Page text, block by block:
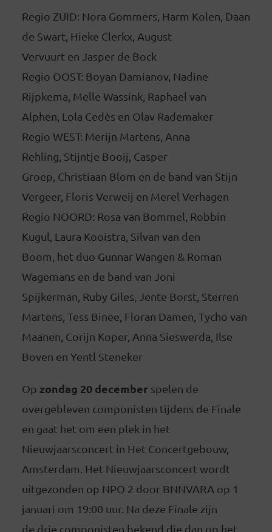
Regio ZUID: Nora Gommers, Harm Kolen, Daan
de Swart, Hieke Clerkx, August
Vervuurt en Jasper de Bock
Regio OOST: Boyan Damianov, Nadine
Rijpkema, Melle Wassink, Raphael van
Alphen, Lola Cedès en Olav Rademaker
Regio WEST: Merijn Martens, Anna
Rehling, Stijntje Booij, Casper
Groep, Christiaan Blom en de band van Stijn
Vergeer, Floris Verweij en Merel Verhagen
Regio NOORD: Rosa van Bommel, Robbin
Kugul, Laura Kooistra, Silvan van den
Boom, het duo Gunnar Wangen & Roman
Wagemans en de band van Joni
Spijkerman, Ruby Giles, Jente Borst, Sterren
Martens, Tess Binee, Floran Damen, Tycho van
Maanen, Corijn Koper, Anna Sieswerda, Ilse
Boven en Yentl Steneker
Op zondag 20 december spelen de
overgebleven componisten tijdens de Finale
en gaat het om een plek in het
Nieuwjaarsconcert in Het Concertgebouw,
Amsterdam. Het Nieuwjaarsconcert wordt
uitgezonden op NPO 2 door BNNVARA op 1
januari om 19:00 uur. Na deze Finale zijn
de drie componisten bekend die dan op het